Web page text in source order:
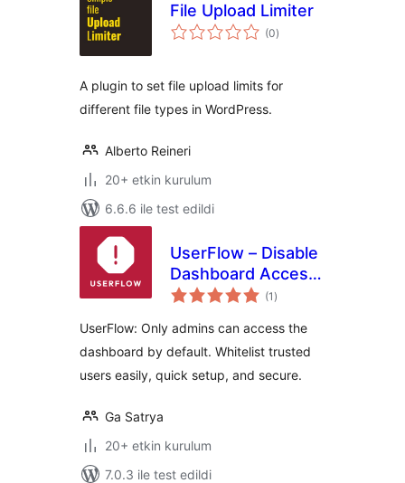
File Upload Limiter
(0toplam
puan
)
A plugin to set file upload limits for
different file types in WordPress.
Alberto Reineri
20+ etkin kurulum
6.6.6 ile test edildi
UserFlow – Disable
Dashboard Access
for Non Admin
(1 toplam
puan
)
UserFlow: Only admins can access the
dashboard by default. Whitelist trusted
users easily, quick setup, and secure.
Ga Satrya
20+ etkin kurulum
7.0.3 ile test edildi